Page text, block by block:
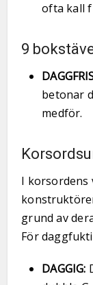
ofta kall
9
betonar
medför.
I korsordens
grund av
För
DAGGIG: